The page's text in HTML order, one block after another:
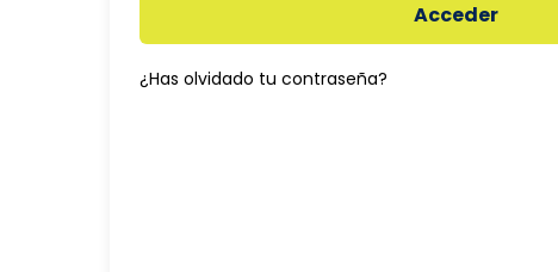
Acceder
¿Has olvidado tu contraseña?